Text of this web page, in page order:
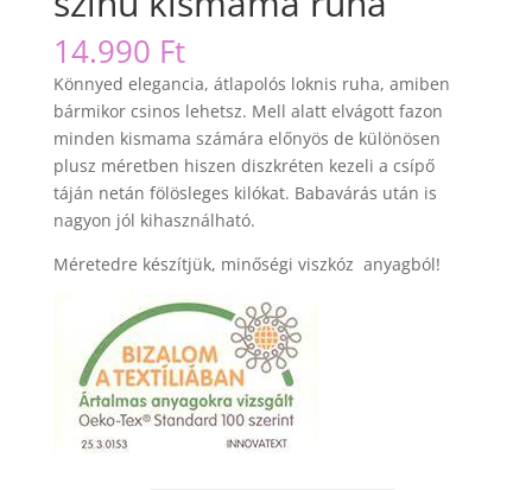
14.990 Ft
Könnyed elegancia, átlapolós loknis ruha, amiben
bármikor csinos lehetsz. Mell alatt elvágott fazon
minden kismama számára előnyös de különösen
plusz méretben hiszen diszkréten kezeli a csípő
táján netán fölösleges kilókat. Babavárás után is
nagyon jól kihasználható.
Méretedre készítjük, minőségi viszkóz anyagból!